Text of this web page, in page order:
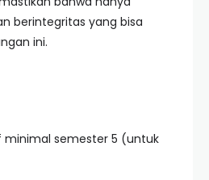
berintegritas yang bisa
ini.
minimal semester 5 (untuk